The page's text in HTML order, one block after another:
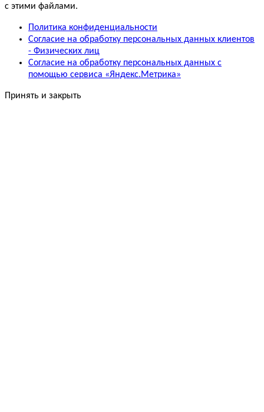
с этими файлами.
Политика конфиденциальности
Согласие на обработку персональных данных клиентов
- Физических лиц
Согласие на обработку персональных данных с
помощью сервиса «Яндекс.Метрика»
Принять и закрыть